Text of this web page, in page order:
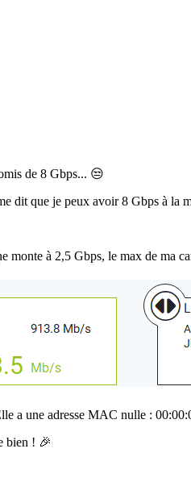
de 8 Gbps... 😒
dit que je peux avoir 8 Gbps à
monte à 2,5 Gbps, le max de ma
a une adresse MAC nulle :
bien ! 🎉